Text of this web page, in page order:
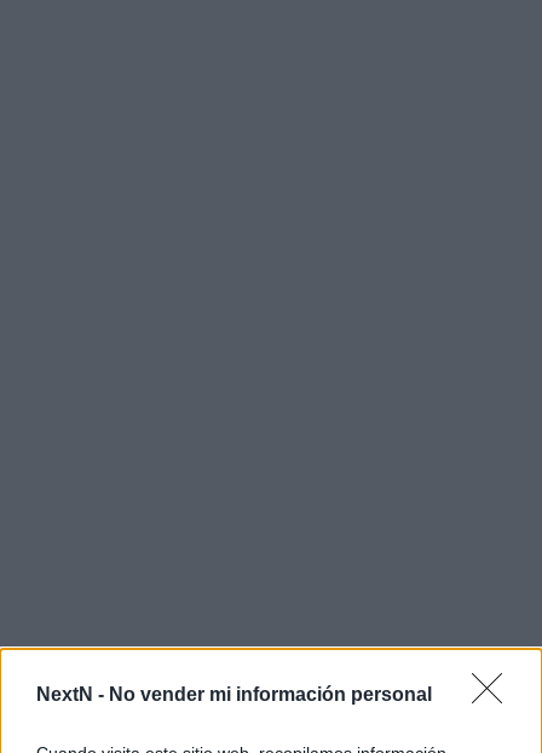
NextN - No vender mi información personal